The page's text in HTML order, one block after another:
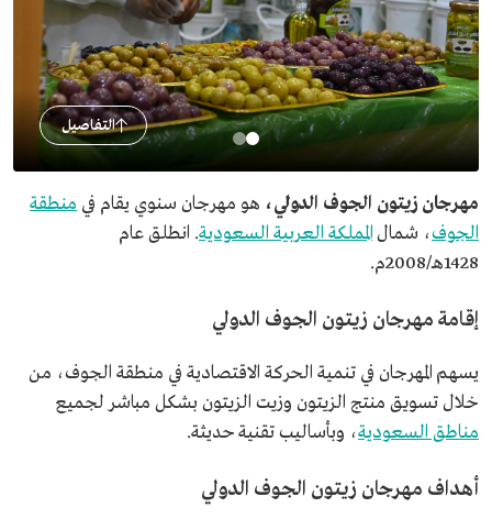
التفاصيل
مهرجان زيتون الجوف الدولي، هو مهرجان سنوي يقام في منطقة
الجوف، شمالالمملكة العربية السعودية. انطلق عام
1428هـ/2008م.
إقامة مهرجان زيتون الجوف الدولي
يسهم المهرجان في تنمية الحركة الاقتصادية في منطقة الجوف، من
خلال تسويق منتج الزيتون وزيت الزيتون بشكل مباشر لجميع
مناطق السعودية، وبأساليب تقنية حديثة.
أهداف مهرجان زيتون الجوف الدولي